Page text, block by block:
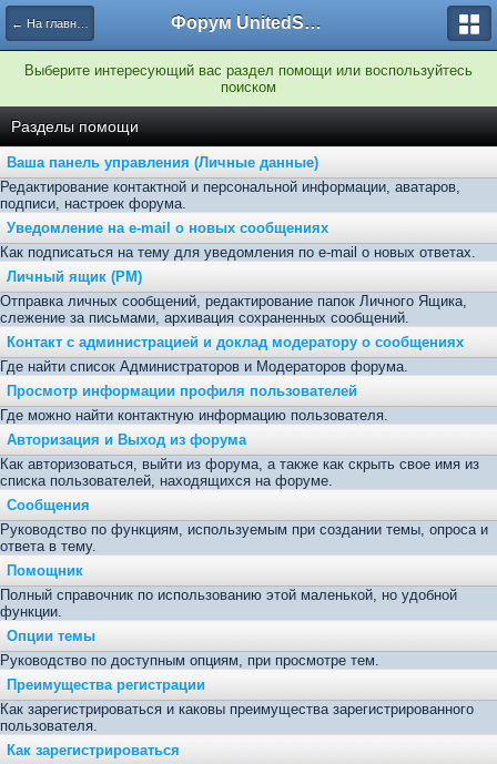
← На главную Форум UnitedSouth
Выберите интересующий вас раздел помощи или воспользуйтесь
поиском
Разделы помощи
Ваша панель управления (Личные данные)
Редактирование контактной и персональной информации, аватаров,
подписи, настроек форума.
Уведомление на e-mail о новых сообщениях
Как подписаться на тему для уведомления по e-mail о новых ответах.
Личный ящик (PM)
Отправка личных сообщений, редактирование папок Личного Ящика,
слежение за письмами, архивация сохраненных сообщений.
Контакт с администрацией и доклад модератору о сообщениях
Где найти список Администраторов и Модераторов форума.
Просмотр информации профиля пользователей
Где можно найти контактную информацию пользователя.
Авторизация и Выход из форума
Как авторизоваться, выйти из форума, а также как скрыть свое имя из
списка пользователей, находящихся на форуме.
Сообщения
Руководство по функциям, используемым при создании темы, опроса и
ответа в тему.
Помощник
Полный справочник по использованию этой маленькой, но удобной
функции.
Опции темы
Руководство по доступным опциям, при просмотре тем.
Преимущества регистрации
Как зарегистрироваться и каковы преимущества зарегистрированного
пользователя.
Как зарегистрироваться